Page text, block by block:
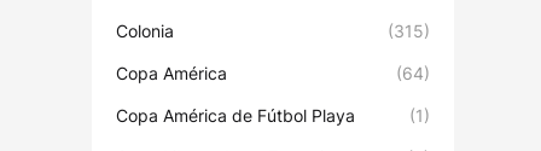
Colonia (315)
Copa América (64)
Copa América de Fútbol Playa (1)